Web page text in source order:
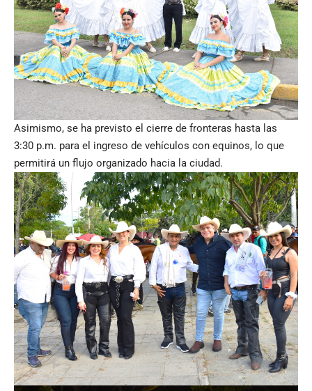
Asimismo, se ha previsto el cierre de fronteras hasta las
3:30 p.m. para el ingreso de vehículos con equinos, lo que
permitirá un flujo organizado hacia la ciudad.